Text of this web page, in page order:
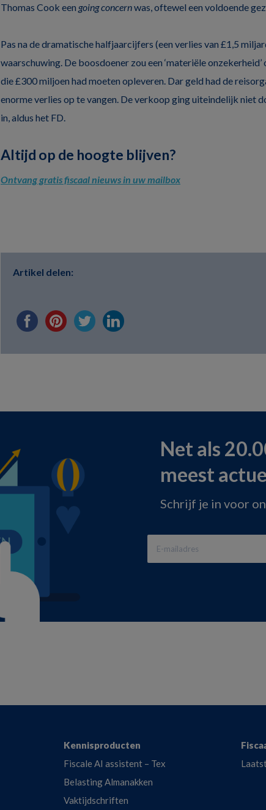
Thomas Cook een going concernwas, oftewel een voldoende
Pas na de dramatische halfjaarcijfers (een verlies van £1,5
waarschuwing. De boosdoener zou een ‘materiële
die £300 miljoen had moeten opleveren. Dar geld had de
enorme verlies op te vangen. De verkoop ging uiteindelijk niet
in, aldus het FD.
Altijd op de hoogte blijven?
Ontvang gratis fiscaal nieuws in uw mailbox
Artikel delen:
Net als
meest
Schrijf je in voor
Kennisproducten
Fiscale AI assistent – Tex
Belasting Almanakken
Vaktijdschriften